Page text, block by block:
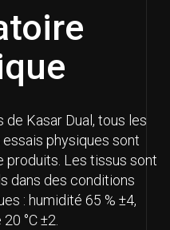
de Kasar Dual, tous les
physiques sont
produits. Les tissus sont
dans des conditions
: humidité 65 % ±4,
°C ±2.